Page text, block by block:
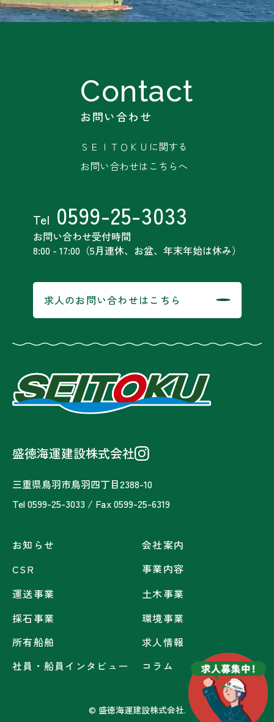
お問い合わせ
ＳＥＩＴＯＫＵに関する
お問い合わせはこちらへ
Tel 0599-25-3033
お問い合わせ受付時間
8:00 - 17:00（5月連休、お盆、年末年始は休み）
求人のお問い合わせはこちら
盛徳海運建設株式会社
三重県鳥羽市鳥羽四丁目2388-10
Tel 0599-25-3033 / Fax 0599-25-6319
お知らせ
会社案内
CSR
事業内容
運送事業
土木事業
採石事業
環境事業
所有船舶
求人情報
社員・船員インタビュー
コラム
© 盛徳海運建設株式会社.